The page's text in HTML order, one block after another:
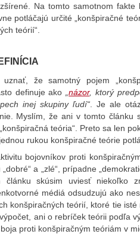
Na tomto samotnom
potláčajú určité „konšpiračné
teórií“.
uznať, že samotný pojem
definuje ako„názor, ktorý
inej skupiny ľudí“. Je ale
Myslím, že ani v tomto článku
teória“. Preto sa len
rukou konšpiračné teórie
bojovníkov proti
a „zlé“, prípadne
skúsim uviesť niekoľko
médiá odsudzujú ako
konšpiračných teórií, ktoré tie
ani o rebríček teórii podľa
proti konšpiračným teóriám v